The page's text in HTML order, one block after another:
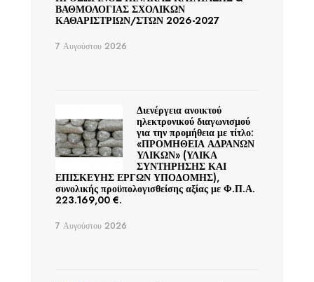
ΒΑΘΜΟΛΟΓΙΑΣ ΣΧΟΛΙΚΩΝ
ΚΑΘΑΡΙΣΤΡΙΩΝ/ΣΤΩΝ 2026-2027
7 Αυγούστου 2026
Διενέργεια ανοικτού
ηλεκτρονικού διαγωνισμού
για την προμήθεια με τίτλο:
«ΠΡΟΜΗΘΕΙΑ ΑΔΡΑΝΩΝ
ΥΛΙΚΩΝ» (ΥΛΙΚΑ
ΣΥΝΤΗΡΗΣΗΣ ΚΑΙ
ΕΠΙΣΚΕΥΗΣ ΕΡΓΩΝ ΥΠΟΔΟΜΗΣ),
συνολικής προϋπολογισθείσης αξίας με Φ.Π.Α.
223.169,00 €.
7 Αυγούστου 2026